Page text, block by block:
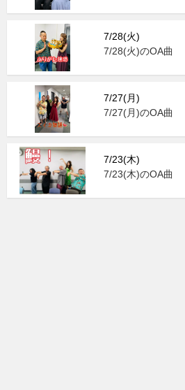
7/28(火)
7/28(火)のOA曲
7/27(月)
7/27(月)のOA曲
7/23(木)
7/23(木)のOA曲